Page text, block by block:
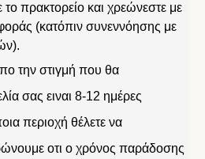
το πρακτορείο και χρεώνεστε με
(κατόπιν συνεννόησης με
την στιγμή που θα
σας ειναι 8-12 ημέρες
περιοχή θέλετε να
οτι ο χρόνος παράδοσης